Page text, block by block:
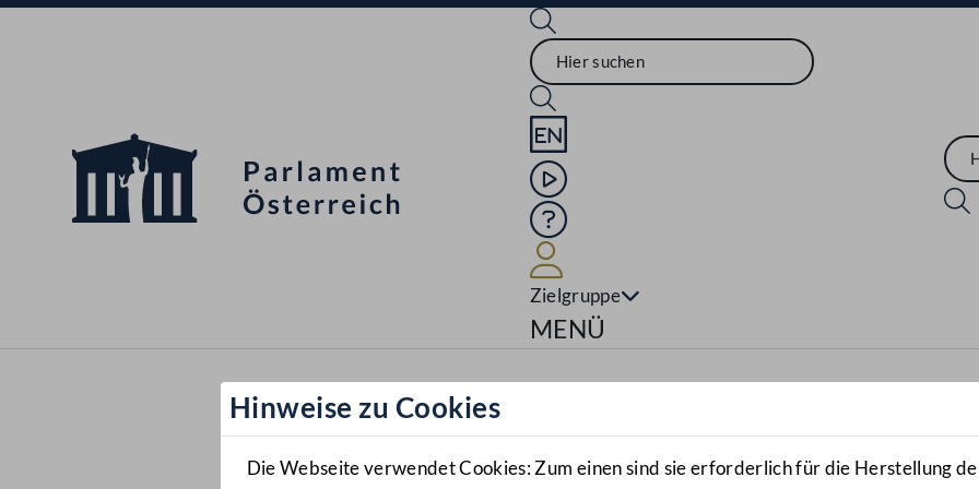
Sprache English
Mediathek
Hilfe
Zielgruppe
Navigationsmenü öffnen
MENÜ
Hinweise zu Cookies
Die Webseite verwendet Cookies: Zum einen sind sie erforderlich für die Herstellung